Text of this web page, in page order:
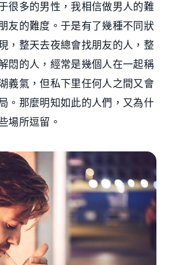
很多的男性，我相信做男人的難
友的難度。于是有了幾種不同狀
，整天去夜總會找朋友的人，整
悶的人，經常是幾個人在一起稱
義氣，但私下里任何人之間又會
。那麼明知如此的人們，又為什
場所逗留。